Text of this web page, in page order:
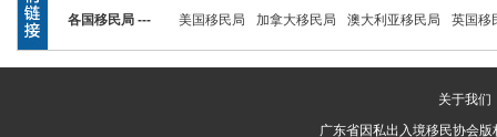
各国移民局 --- 美国移民局 加拿大移民局 澳大利亚移民局 英国移
关于我们
广东省因私出入境移民协会